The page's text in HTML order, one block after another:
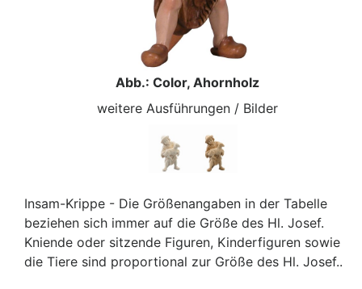
Abb.: Color, Ahornholz
weitere Ausführungen / Bilder
Insam-Krippe - Die Größenangaben in der Tabelle
beziehen sich immer auf die Größe des Hl. Josef.
Kniende oder sitzende Figuren, Kinderfiguren sowie
die Tiere sind proportional zur Größe des Hl. Josef..